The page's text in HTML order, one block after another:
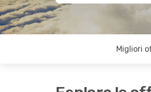
Migliori